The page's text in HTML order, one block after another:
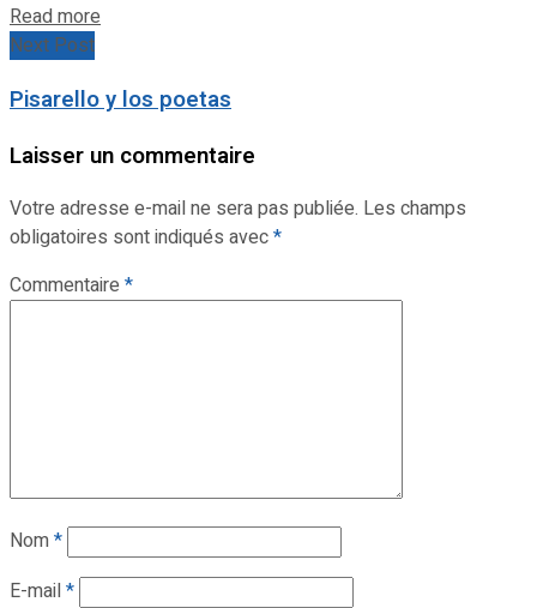
Read more
Next Post
Pisarello y los poetas
Laisser un commentaire
Votre adresse e-mail ne sera pas publiée. Les champs
obligatoires sont indiqués avec*
Commentaire *
Nom*
E-mail*